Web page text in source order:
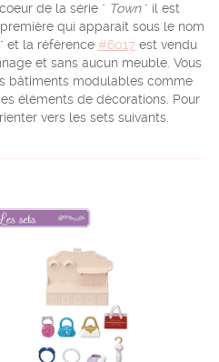
de la série " Town" il est
qui apparait sous le nom
et la référence #6017 est vendu
et sans aucun meuble. Vous
bâtiments modulables comme
éléments de décorations. Pour
vers les sets suivants.